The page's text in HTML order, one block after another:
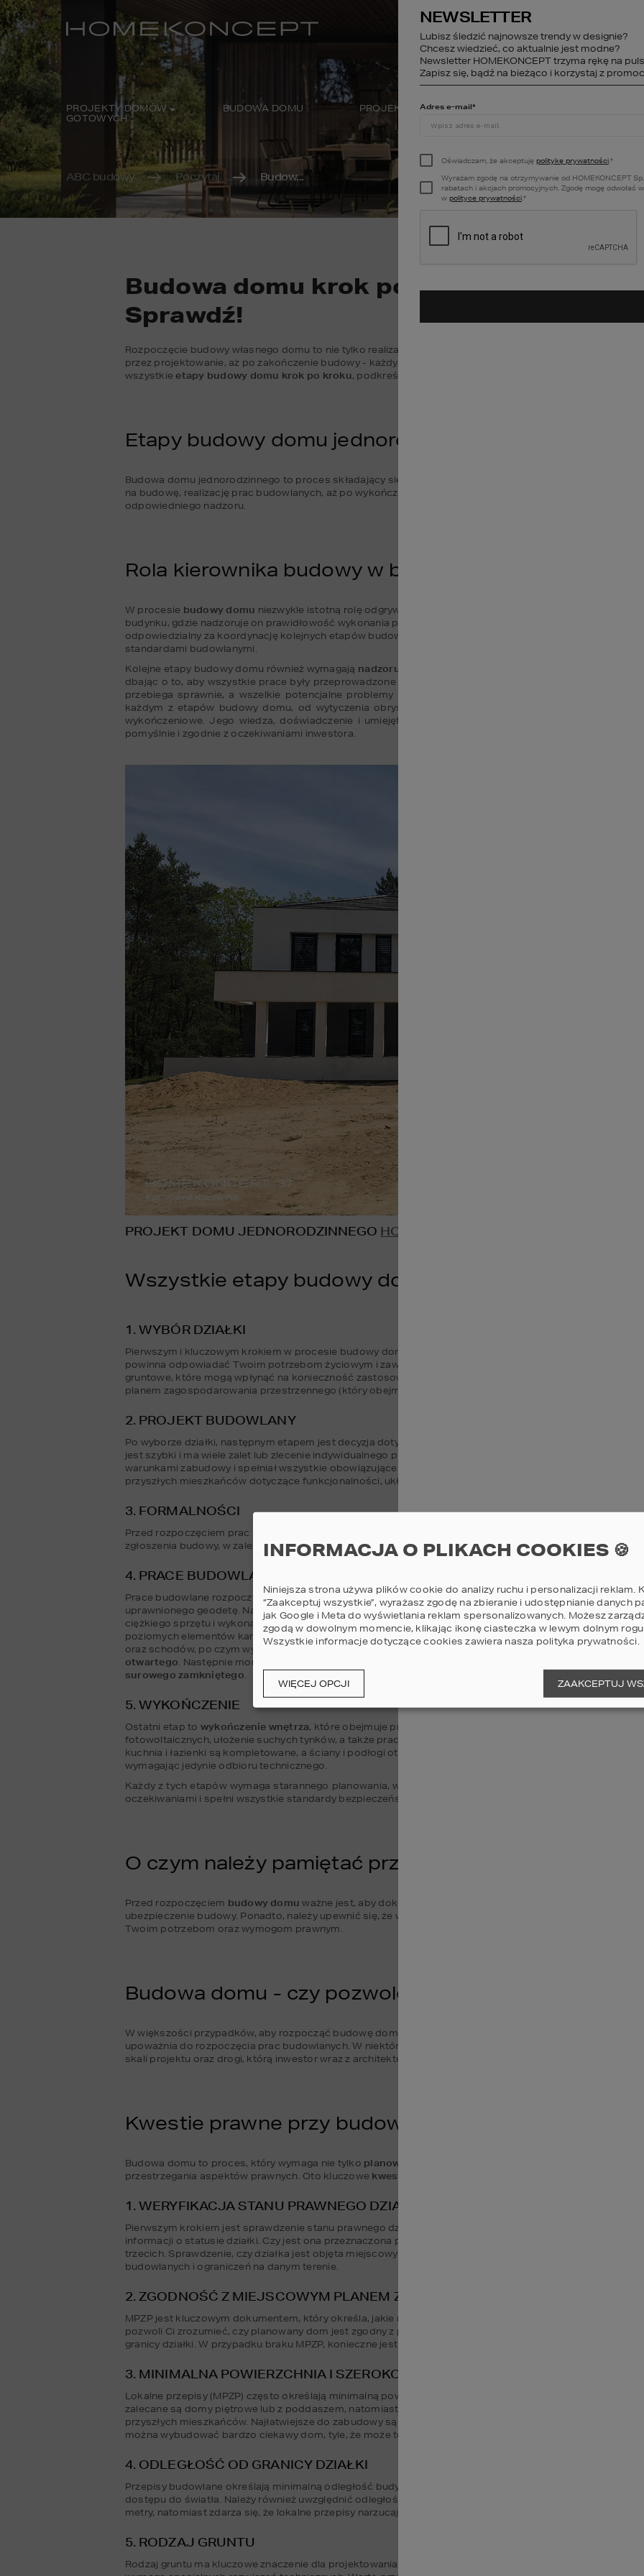
STREFA KLIENTA
PROJEKTY DOMÓW
GOTOWYCH
BUDOWA DOMU PROJEKTY WNĘTRZ
NEWSLETTER
Lubisz śledzić najnowsze trendy w designie?
Chcesz wiedzieć, co aktualnie jest modne?
Newsletter HOMEKONCEPT trzyma rękę na
Zapisz się, bądź na bieżąco i korzystaj z
Adres e-mail*
Oświadczam, że akceptuję politykę prywatności.*
Wyrażam zgodę na otrzymywanie od HOMEKONCEPT
rabatach i akcjach promocyjnych. Zgodę mogę odwołać
w polityce prywatności.*
ABC budowy Poczytaj Budow...
Budowa domu krok po kroku -
Sprawdź!
Rozpoczęcie budowy własnego domu to nie tylko realizacja marzeń o własnym kącie, ale również proces
przez projektowanie, aż po zakończenie budowy - każdy etap wymaga starannego planowania i
wszystkie etapy budowy domu krok po kroku, podkreślając kluczowe aspekty, na które należy zwrócić
Etapy budowy domu jednorodzinnego - co zrobić po
Budowa domu jednorodzinnego to proces składający się z
na budowę, realizację prac budowlanych, aż po wykończenie i odbiór techniczny. Każdy z tych etapów
odpowiedniego nadzoru.
Rola kierownika budowy w budowie domu
W procesie budowy domu niezwykle istotną rolę odgrywa
budynku, gdzie nadzoruje on prawidłowość wykonania pierwszych prac zgodnie z projektem
odpowiedzialny za koordynację kolejnych etapów budowy domu, zapewniając, że wszystkie działania są
standardami budowlanymi.
Kolejne etapy budowy domu również wymagają nadzoru kierownika budowy
dbając o to, aby wszystkie prace były przeprowadzone z należytą starannością i zgodnie z projektem.
przebiega sprawnie, a wszelkie potencjalne problemy są szybko identyfikowane i rozwiązywane.
każdym z etapów budowy domu, od wytyczenia obrysu budynku, budowę ścian, stropów, przez
wykończeniowe. Jego wiedza, doświadczenie i umiejętności zarządzania projektem są niezbędne do
pomyślnie i zgodnie z oczekiwaniami inwestora.
PROJEKT DOMU JEDNORODZINNEGO HOMEKONCEPT 37
Wszystkie etapy budowy domu - charakterystyka
1. WYBÓR DZIAŁKI
Pierwszym i kluczowym krokiem w procesie budowy domu jest wybór odpowiedniej działki. Istotne są tu
powinna odpowiadać Twoim potrzebom życiowym i zawodowym, dostęp do mediów takich jak prąd, woda,
gruntowe, które mogą wpłynąć na konieczność zastosowania specjalnych rozwiązań technicznych.
planem zagospodarowania przestrzennego (który obejmuje daną działkę) jest niezbędna, aby móc
2. PROJEKT BUDOWLANY
Po wyborze działki, następnym etapem jest decyzja dotycząca projektu budowlanego. Możliwości są
jest szybki i ma wiele zalet lub zlecenie indywidualnego projektu. Ważne, aby projekt był zgodny z planem
warunkami zabudowy i spełniał wszystkie obowiązujące wymogi prawne. A dodatkowo (albo przede
przyszłych mieszkańców dotyczące funkcjonalności, układu pomieszczeń oraz oczywiście wyglądu domu.
3. FORMALNOŚCI
Przed rozpoczęciem prac budowlanych konieczne jest dopełnienie formalności, takich jak uzyskanie
zgłoszenia budowy, w zależności od drogi, którą wybierzemy. To etap, na którym ważne jest posiadanie
4. PRACE BUDOWLANE
Prace budowlane rozpoczynają się od przygotowania placu budowy, co obejmuje ogrodzenie działki i
uprawnionego geodetę. Następnie przechodzi się do wyrównania terenu i przygotowania gruntu pod
ciężkiego sprzętu i wykonania drenażu. Budowa fundamentów to etap wymagający stworzenia solidnej
poziomych elementów kanalizacyjnych (jeżeli decydujemy się na płytę fundamentową). Kolejne kroki to
oraz schodów, po czym wykonuje się konstrukcję dachową i montuje się pokrycie dachu. Kroki te
otwartego. Następnie montuje się stolarkę okienną, drzwi zewnętrzne oraz bramę garażową,
surowego zamkniętego.
5. WYKOŃCZENIE
Ostatni etap to wykończenie wnętrza, które obejmuje prace takie jak instalacja elektryczna, wodno-
fotowoltaicznych, ułożenie suchych tynków, a także prace montażowe wewnątrz budynku. To etap, na
kuchnia i łazienki są kompletowane, a ściany i podłogi otrzymują finalny wygląd. Po zakończeniu tych prac,
wymagając jedynie odbioru technicznego.
Każdy z tych etapów wymaga starannego planowania, właściwego nadzoru i skupienia na detalach, aby
oczekiwaniami i spełni wszystkie standardy bezpieczeństwa oraz komfortu.
O czym należy pamiętać przed rozpoczęciem
Przed rozpoczęciem budowy domu ważne jest, aby dokładnie zaplanować budżet, wybrać odpowiednich
ubezpieczenie budowy. Ponadto, należy upewnić się, że wszystkie formalności są zgodne z lokalnymi
Twoim potrzebom oraz wymogom prawnym.
Budowa domu - czy pozwolenie na budowę domu
W większości przypadków, aby rozpocząć budowę domu, konieczne jest uzyskanie
upoważnia do rozpoczęcia prac budowlanych. W niektórych przypadkach wystarczające może być samo
skali projektu oraz drogi, którą inwestor wraz z architektem adaptującym zdecyduje się wybrać.
Kwestie prawne przy budowie domu
Budowa domu to proces, który wymaga nie tylko planowania architektonicznego i budowlanego
przestrzegania aspektów prawnych. Oto kluczowe kwestie prawne
1. WERYFIKACJA STANU PRAWNEGO DZIAŁKI
Pierwszym krokiem jest sprawdzenie stanu prawnego działki, na której planujesz budowę. Księga
informacji o statusie działki. Czy jest ona przeznaczona pod zabudowę, a także o wszelkich obciążeniach,
trzecich. Sprawdzenie, czy działka jest objęta miejscowym planem zagospodarowania przestrzennego
budowlanych i ograniczeń na danym terenie.
2. ZGODNOŚĆ Z MIEJSCOWYM PLANEM ZAGOSPODAROWANIA
MPZP jest kluczowym dokumentem, który określa, jakie rodzaje budynków i infrastruktury są dozwolone na
pozwoli Ci zrozumieć, czy planowany dom jest zgodny z przepisami dotyczącymi na przykład wysokości
granicy działki. W przypadku braku MPZP, konieczne jest uzyskanie decyzji o warunkach zabudowy.
3. MINIMALNA POWIERZCHNIA I SZEROKOŚĆ DZIAŁKI
Lokalne przepisy (MPZP) często określają minimalną powierzchnię i szerokość działki, które są wymagane
zalecane są domy piętrowe lub z poddaszem, natomiast dla większych - domy parterowe. Ale to wszystko
przyszłych mieszkańców. Najłatwiejsze do zabudowy są działki prostokątne lub kwadratowe ale na
można wybudować bardzo ciekawy dom, tyle, że może to być bardziej wymagające na etapie projektowania.
4. ODLEGŁOŚĆ OD GRANICY DZIAŁKI
Przepisy budowlane określają minimalną odległość budynku od granicy działki. Jest to ważne dla
dostępu do światła. Należy również uwzględnić odległość od dróg i innych budynków. Standardowo, od
metry, natomiast zdarza się, że lokalne przepisy narzucają większe odległości, szczególnie w przypadku
5. RODZAJ GRUNTU
Rodzaj gruntu ma kluczowe znaczenie dla projektowania fundamentów i sposobu odwodnienia działki. Na
INFORMACJA O PLIKACH COOKIES 🍪
Niniejsza strona używa plików cookie do analizy ruchu i personalizacji reklam.
“Zaakceptuj wszystkie”, wyrażasz zgodę na zbieranie i udostępnianie danych
jak Google i Meta do wyświetlania reklam spersonalizowanych. Możesz
zgodą w dowolnym momencie, klikając ikonę ciasteczka w lewym dolnym
Wszystkie informacje dotyczące cookies zawiera nasza polityka prywatności.
WIĘCEJ OPCJI ZAAKCEPTUJ